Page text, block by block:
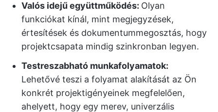
Valós idejű együttműködés: Olyan
funkciókat kínál, mint megjegyzések,
értesítések és dokumentummegosztás, hogy
projektcsapata mindig szinkronban legyen.
Testreszabható munkafolyamatok:
Lehetővé teszi a folyamat alakítását az Ön
konkrét projektigényeinek megfelelően,
ahelyett, hogy egy merev, univerzális